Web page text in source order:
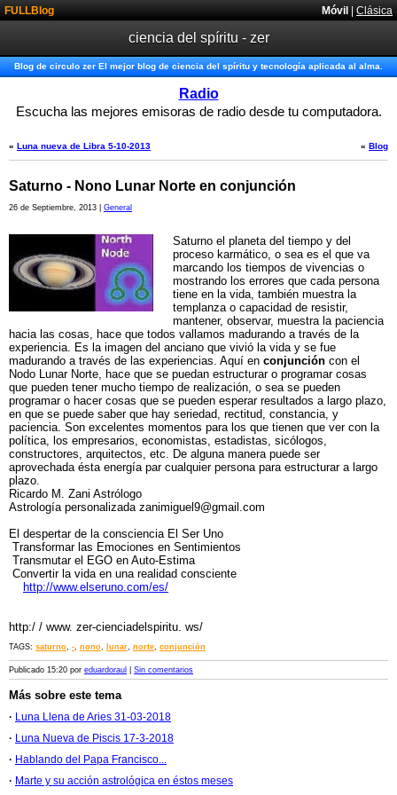
Móvil | Clásica
FULLBlog
ciencia del spíritu - zer
Blog de circulo zer El mejor blog de ciencia del spíritu y tecnología aplicada al alma.
Radio
Escucha las mejores emisoras de radio desde tu computadora.
« Blog
« Luna nueva de Libra 5-10-2013
Saturno - Nono Lunar Norte en conjunción
26 de Septiembre, 2013 | General
Saturno el planeta del tiempo y del
proceso karmático, o sea es el que va
marcando los tiempos de vivencias o
mostrando los errores que cada persona
tiene en la vida, también muestra la
templanza o capacidad de resistir,
mantener, observar, muestra la paciencia
hacia las cosas, hace que todos vallamos madurando a través de la
experiencia. Es la imagen del anciano que vivió la vida y se fue
madurando a través de las experiencias. Aquí en conjunción con el
Nodo Lunar Norte, hace que se puedan estructurar o programar cosas
que pueden tener mucho tiempo de realización, o sea se pueden
programar o hacer cosas que se pueden esperar resultados a largo plazo,
en que se puede saber que hay seriedad, rectitud, constancia, y
paciencia. Son excelentes momentos para los que tienen que ver con la
política, los empresarios, economistas, estadistas, sicólogos,
constructores, arquitectos, etc. De alguna manera puede ser
aprovechada ésta energía par cualquier persona para estructurar a largo
plazo.
Ricardo M. Zani Astrólogo
Astrología personalizada zanimiguel9@gmail.com
El despertar de la consciencia El Ser Uno
Transformar las Emociones en Sentimientos
Transmutar el EGO en Auto-Estima
Convertir la vida en una realidad consciente
http://www.elseruno.com/es/
http:/ / www. zer-cienciadelspiritu. ws/
TAGS: saturno, -, nono, lunar, norte, conjunción
Publicado 15:20 por eduardoraul Sin comentarios
Más sobre este tema
· Luna Llena de Aries 31-03-2018
· Luna Nueva de Piscis 17-3-2018
· Hablando del Papa Francisco...
· Marte y su acción astrológica en éstos meses